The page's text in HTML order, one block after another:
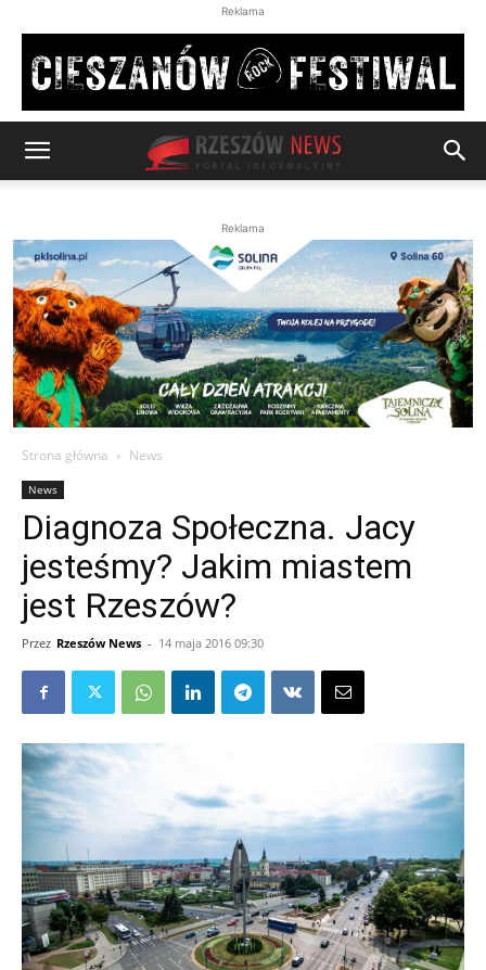
Reklama
Reklama
Strona główna News
News
Diagnoza Społeczna. Jacy
jesteśmy? Jakim miastem
jest Rzeszów?
Przez Rzeszów News - 14 maja 2016 09:30